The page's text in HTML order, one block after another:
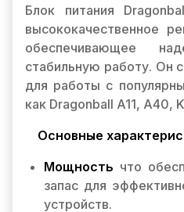
Блок питания
высококачественное
обеспечивающее
стабильную работу. Он
для работы с
как Dragonball A11, A40,
Основные
Мощность что
запас для
устройств.